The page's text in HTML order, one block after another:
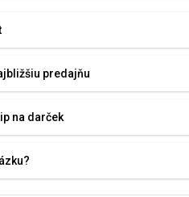
predajňu
na darček